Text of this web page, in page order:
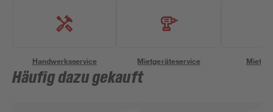
Handwerksservice Mietgeräteservice
Häufig dazu gekauft